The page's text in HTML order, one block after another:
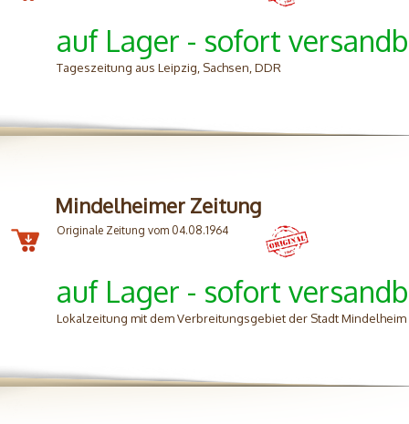
auf Lager - sofort
Tageszeitung aus Leipzig, Sachsen, DDR
Mindelheimer Zeitung
Originale Zeitung vom 04.08.1964
auf Lager - sofort
Lokalzeitung mit dem Verbreitungsgebiet der Stadt